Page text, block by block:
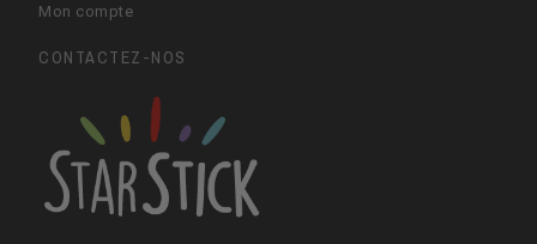
Mon compte
CONTACTEZ-NOS